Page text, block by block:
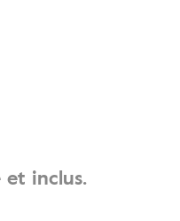
inclus.